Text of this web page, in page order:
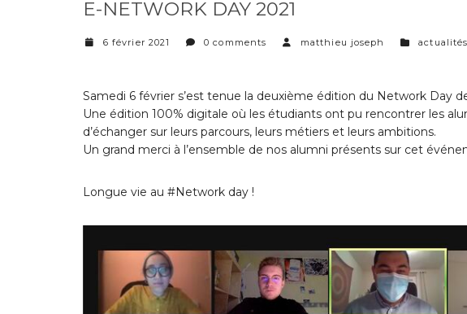
E-NETWORK DAY 2021
6 février 2021 0 comments matthieu joseph categories
actualités
Samedi 6 février s’est tenue la deuxième édition du Network Day de
Une édition 100% digitale où les étudiants ont pu rencontrer les
d’échanger sur leurs parcours, leurs métiers et leurs ambitions.
Un grand merci à l’ensemble de nos alumni présents sur cet
Longue vie au #Network day !